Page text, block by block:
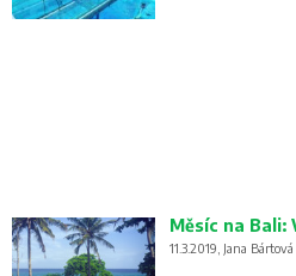
Měsíc na Bali:
11.3.2019, Jana Bártová